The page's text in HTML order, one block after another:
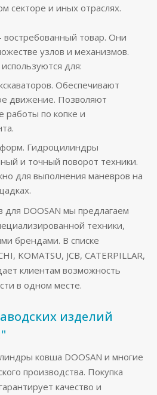
секторе и иных отраслях.
товар. Они
узлов и механизмов.
для:
Обеспечивают
движение. Позволяют
работы по копке и
Гидроцилиндры
и точный поворот техники.
для выполнения маневров на
DOOSAN мы предлагаем
техники,
брендами. В списке
KOMATSU, JCB, CATERPILLAR,
клиентам возможность
в одном месте.
изделий
ковша DOOSAN и многие
производства. Покупка
качество и